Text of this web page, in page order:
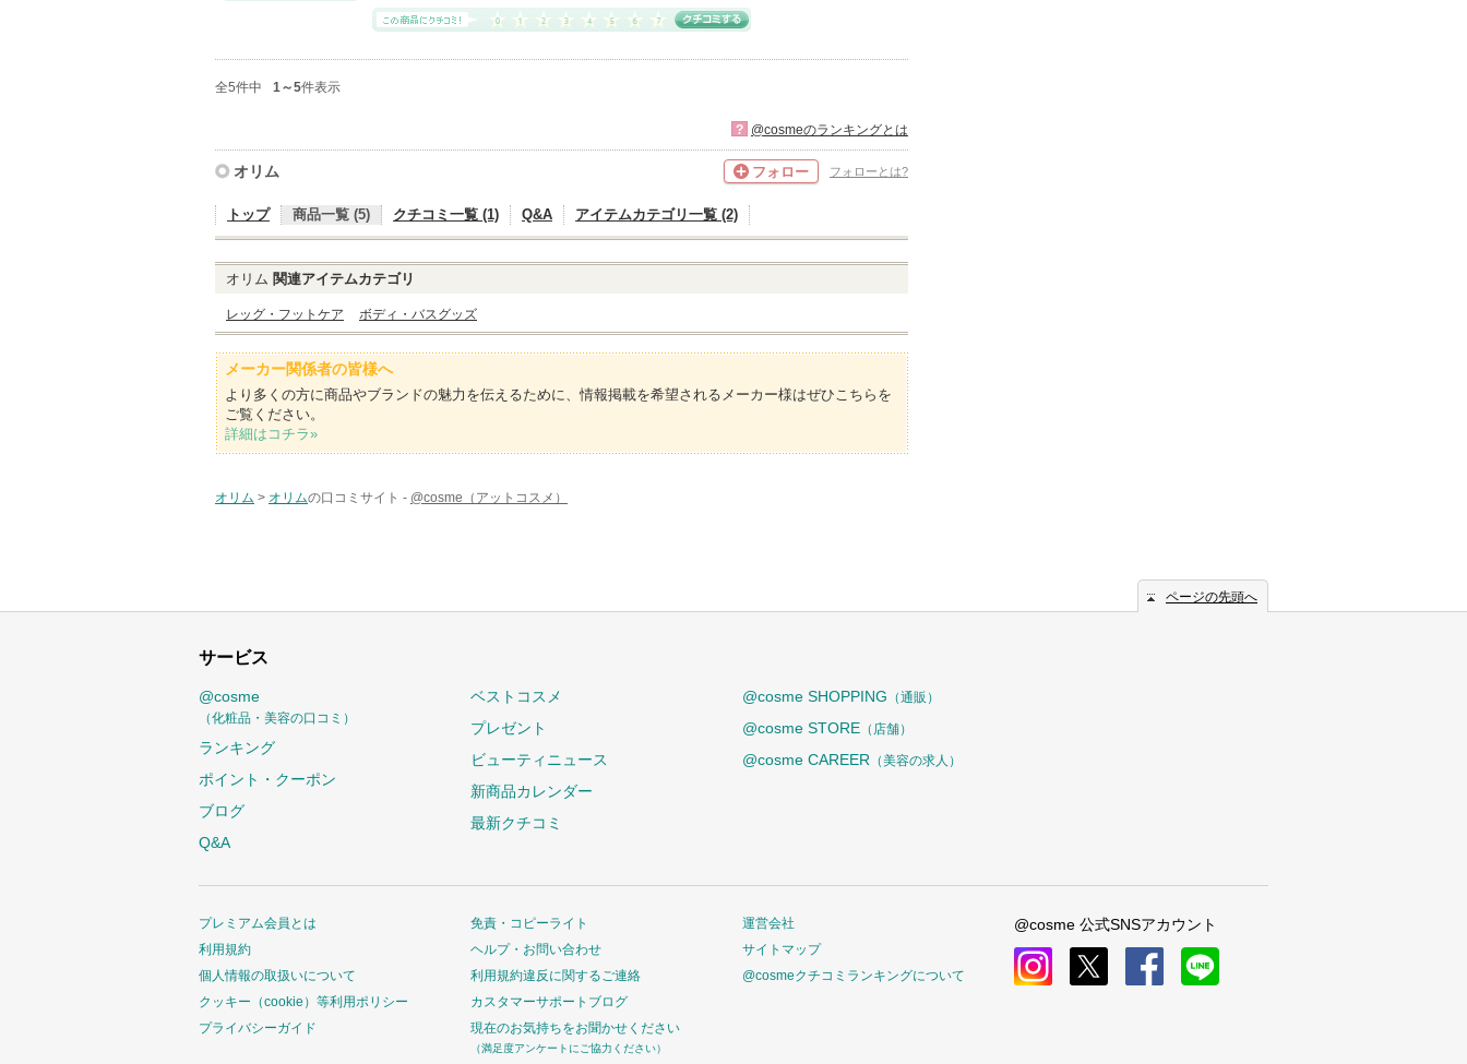
全5件中 1～5件表示
? @cosmeのランキングとは
オリム フォロー フォローとは?
トップ 商品一覧 (5) クチコミ一覧 (1) Q&A アイテムカテゴリ一覧 (2)
オリム 関連アイテムカテゴリ
レッグ・フットケア ボディ・バスグッズ
メーカー関係者の皆様へ
より多くの方に商品やブランドの魅力を伝えるために、情報掲載を希望されるメーカー様はぜひこちらを
ご覧ください。
詳細はコチラ»
オリム > オリムの口コミサイト - @cosme（アットコスメ）
ページの先頭へ
サービス
@cosme
（化粧品・美容の口コミ）
ランキング
ポイント・クーポン
ブログ
Q&A
ベストコスメ
プレゼント
ビューティニュース
新商品カレンダー
最新クチコミ
@cosme SHOPPING （通販）
@cosme STORE （店舗）
@cosme CAREER （美容の求人）
プレミアム会員とは
利用規約
個人情報の取扱いについて
クッキー（cookie）等利用ポリシー
プライバシーガイド
免責・コピーライト
ヘルプ・お問い合わせ
利用規約違反に関するご連絡
カスタマーサポートブログ
現在のお気持ちをお聞かせください
（満足度アンケートにご協力ください）
運営会社
サイトマップ
@cosmeクチコミランキングについて
@cosme 公式SNSアカウント